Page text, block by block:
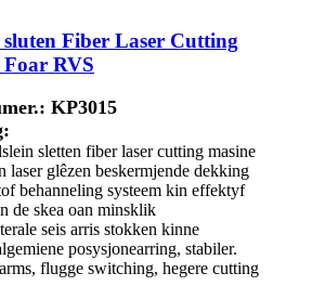
sluten Fiber Laser Cutting
RVS
KP3015
sletten fiber laser cutting masine
laser glêzen beskermjende dekking
behanneling systeem kin effektyf
de skea oan minsklik
seis arris stokken kinne
posysjonearring, stabiler.
flugge switching, hegere cutting